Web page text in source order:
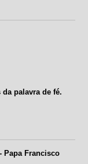
palavra de fé.
Papa Francisco